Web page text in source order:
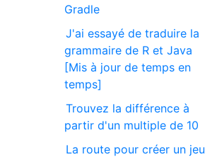
Gradle
J'ai essayé de traduire la
grammaire de R et Java
[Mis à jour de temps en
temps]
Trouvez la différence à
partir d'un multiple de 10
La route pour créer un jeu